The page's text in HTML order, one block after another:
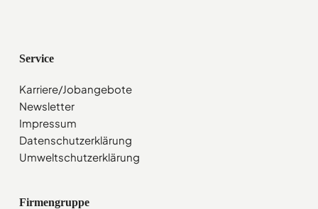
Service
Karriere/Jobangebote
Newsletter
Impressum
Datenschutzerklärung
Umweltschutzerklärung
Firmengruppe